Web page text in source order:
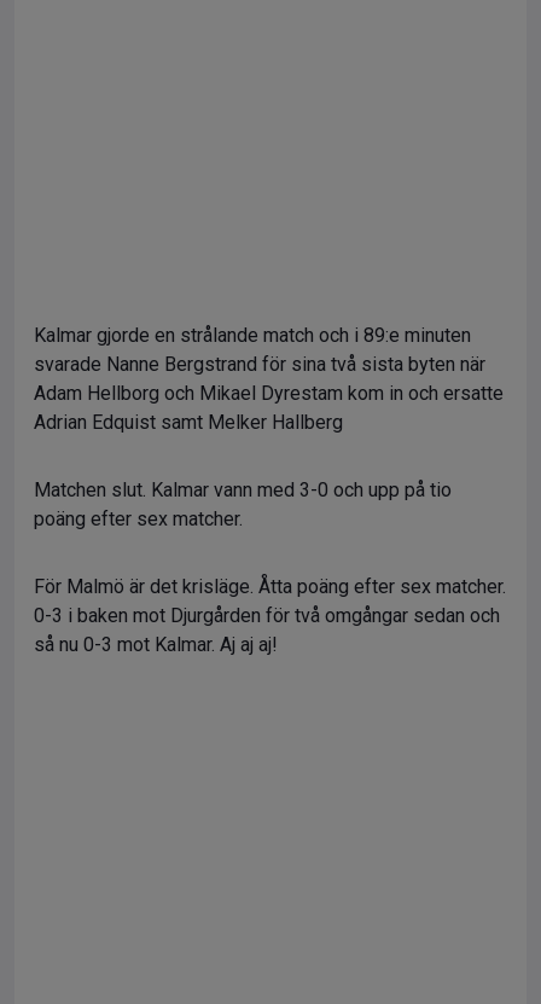
Kalmar gjorde en strålande match och i 89:e minuten
svarade Nanne Bergstrand för sina två sista byten när
Adam Hellborg och Mikael Dyrestam kom in och ersatte
Adrian Edquist samt Melker Hallberg
Matchen slut. Kalmar vann med 3-0 och upp på tio
poäng efter sex matcher.
För Malmö är det krisläge. Åtta poäng efter sex matcher.
0-3 i baken mot Djurgården för två omgångar sedan och
så nu 0-3 mot Kalmar. Aj aj aj!